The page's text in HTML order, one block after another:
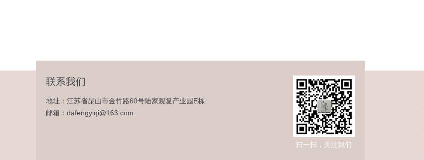
联系我们
地址：江苏省昆山市金竹路60号陆家观复产业园E栋
邮箱：dafengyiqi@163.com
扫一扫，关注我们